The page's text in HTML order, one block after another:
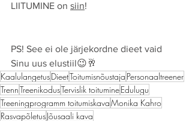
LIITUMINE on siin!
PS! See ei ole järjekordne dieet vaid
Sinu uus elustiil😉🥂
KaalulangetusDieetToitumisnõustaja Personaaltreener
TrennTreenikodusTervislik toitumineEdulugu
Treeningprogramm toitumiskavaMonika Kahro
RasvapõletusJõusaali kava